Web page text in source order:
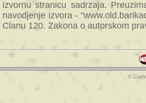
izvornu stranicu sadrzaja.
navodjenje izvora -
Clanu 120. Zakona o autorskom
©